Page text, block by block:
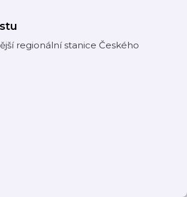
regionální stanice Českého